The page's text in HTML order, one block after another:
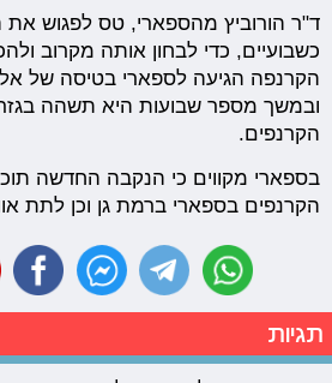
ד"ר הורוביץ מהספארי, טס לפגוש את
כשבועיים, כדי לבחון אותה מקרוב
הקרנפה הגיעה לספארי בטיסה של
ובמשך מספר שבועות היא תשהה
הקרנפים.
בספארי מקווים כי הנקבה החדשה תוכל
הקרנפים בספארי ברמת גן וכן לתת
תגיות